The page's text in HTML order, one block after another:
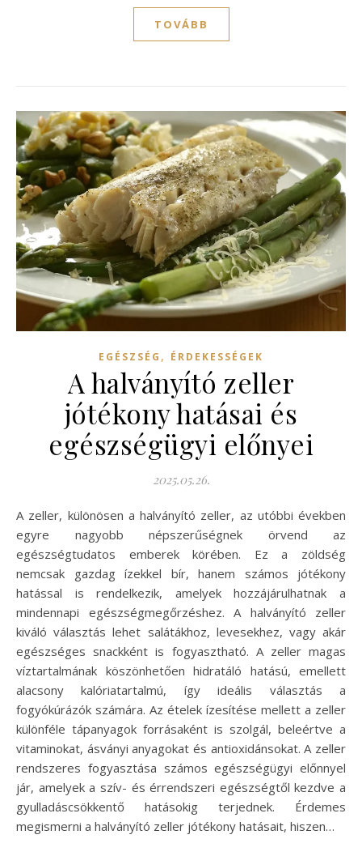
TOVÁBB
EGÉSZSÉG , ÉRDEKESSÉGEK
A halványító zeller
jótékony hatásai és
egészségügyi előnyei
2025.05.26.
A zeller, különösen a halványító zeller, az utóbbi években
egyre nagyobb népszerűségnek örvend az
egészségtudatos emberek körében. Ez a zöldség
nemcsak gazdag ízekkel bír, hanem számos jótékony
hatással is rendelkezik, amelyek hozzájárulhatnak a
mindennapi egészségmegőrzéshez. A halványító zeller
kiváló választás lehet salátákhoz, levesekhez, vagy akár
egészséges snackként is fogyasztható. A zeller magas
víztartalmának köszönhetően hidratáló hatású, emellett
alacsony kalóriatartalmú, így ideális választás a
fogyókúrázók számára. Az ételek ízesítése mellett a zeller
különféle tápanyagok forrásaként is szolgál, beleértve a
vitaminokat, ásványi anyagokat és antioxidánsokat. A zeller
rendszeres fogyasztása számos egészségügyi előnnyel
jár, amelyek a szív- és érrendszeri egészségtől kezdve a
gyulladáscsökkentő hatásokig terjednek. Érdemes
megismerni a halványító zeller jótékony hatásait, hiszen…